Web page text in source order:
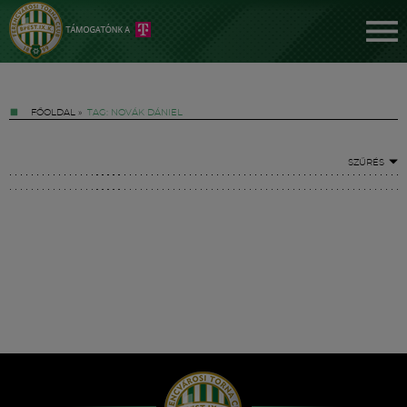
FŐOLDAL » TAG: NOVÁK DÁNIEL
SZŰRÉS
Hírek